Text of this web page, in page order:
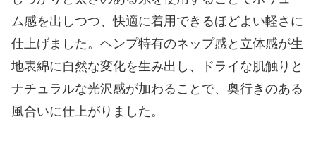
ム感を出しつつ、快適に着用できるほどよい軽さに
仕上げました。ヘンプ特有のネップ感と立体感が生
地表綿に自然な変化を生み出し、ドライな肌触りと
ナチュラルな光沢感が加わることで、奥行きのある
風合いに仕上がりました。